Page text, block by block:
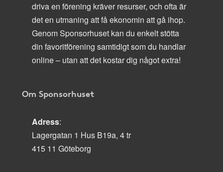
driva en förening kräver resurser, och ofta är
det en utmaning att få ekonomin att gå ihop.
Genom Sponsorhuset kan du enkelt stötta
din favoritförening samtidigt som du handlar
online – utan att det kostar dig något extra!
Om Sponsorhuset
Adress:
Lagergatan 1 Hus B19a, 4 tr
415 11 Göteborg